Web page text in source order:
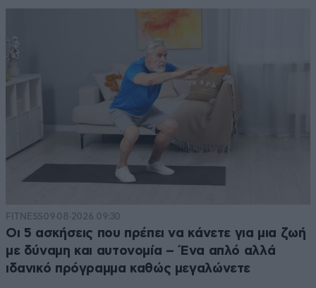
FITNESS09·08·2026 09:30
Οι 5 ασκήσεις που πρέπει να κάνετε για μια ζωή
με δύναμη και αυτονομία – Ένα απλό αλλά
ιδανικό πρόγραμμα καθώς μεγαλώνετε